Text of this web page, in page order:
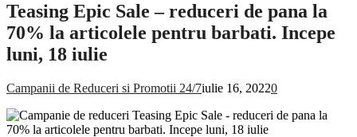
Teasing Epic Sale – reduceri de pana la
70% la articolele pentru barbati. Incepe
luni, 18 iulie
Campanii de Reduceri si Promotii 24/7iulie 16, 20220